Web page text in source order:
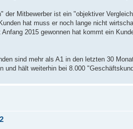
der Mitbewerber ist ein "objektiver
hat muss er noch lange nicht
2015 gewonnen hat kommt ein
sind mehr als A1 in den letzten 30
und hält weiterhin bei 8.000